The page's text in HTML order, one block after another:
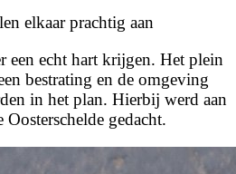
elkaar prachtig aan
een echt hart krijgen. Het plein
bestrating en de omgeving
in het plan. Hierbij werd aan
gedacht.